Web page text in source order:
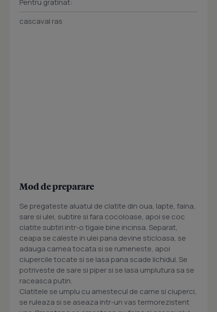
Pentru gratinat:
cascaval ras
Mod de preparare
Se pregateste aluatul de clatite din oua, lapte, faina,
sare si ulei, subtire si fara cocoloase, apoi se coc
clatite subtiri intr-o tigaie bine incinsa. Separat,
ceapa se caleste in ulei pana devine sticloasa, se
adauga carnea tocata si se rumeneste, apoi
ciupercile tocate si se lasa pana scade lichidul. Se
potriveste de sare si piper si se lasa umplutura sa se
raceasca putin.
Clatitele se umplu cu amestecul de carne si ciuperci,
se ruleaza si se aseaza intr-un vas termorezistent